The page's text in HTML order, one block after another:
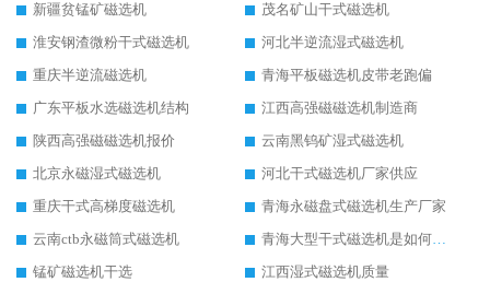
新疆贫锰矿磁选机
茂名矿山干式磁选机
淮安钢渣微粉干式磁选机
河北半逆流湿式磁选机
重庆半逆流磁选机
青海平板磁选机皮带老跑偏
广东平板水选磁选机结构
江西高强磁磁选机制造商
陕西高强磁磁选机报价
云南黑钨矿湿式磁选机
北京永磁湿式磁选机
河北干式磁选机厂家供应
重庆干式高梯度磁选机
青海永磁盘式磁选机生产厂家
云南ctb永磁筒式磁选机
青海大型干式磁选机是如何选矿的
锰矿磁选机干选
江西湿式磁选机质量